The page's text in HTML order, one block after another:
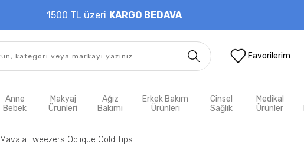
1500 TL üzeri KARGO BEDAVA
Favorilerim
Anne
Bebek
Makyaj
Ürünleri
Ağız
Bakımı
Erkek Bakım
Ürünleri
Cinsel
Sağlık
Medikal
Ürünler
Mavala Tweezers Oblique Gold Tips